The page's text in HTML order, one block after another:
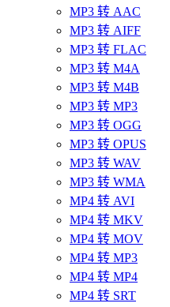
MP3 转 AAC
MP3 转 AIFF
MP3 转 FLAC
MP3 转 M4A
MP3 转 M4B
MP3 转 MP3
MP3 转 OGG
MP3 转 OPUS
MP3 转 WAV
MP3 转 WMA
MP4 转 AVI
MP4 转 MKV
MP4 转 MOV
MP4 转 MP3
MP4 转 MP4
MP4 转 SRT